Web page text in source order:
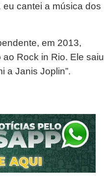
cantei a música dos
em 2013,
Rock in Rio. Ele saiu
a Janis Joplin”.